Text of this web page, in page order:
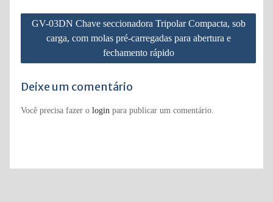
Navegação
GV-03DN Chave seccionadora Tripolar Compacta, sob
carga, com molas pré-carregadas para abertura e
fechamento rápido
Deixe um comentário
Você precisa fazer o login para publicar um comentário.